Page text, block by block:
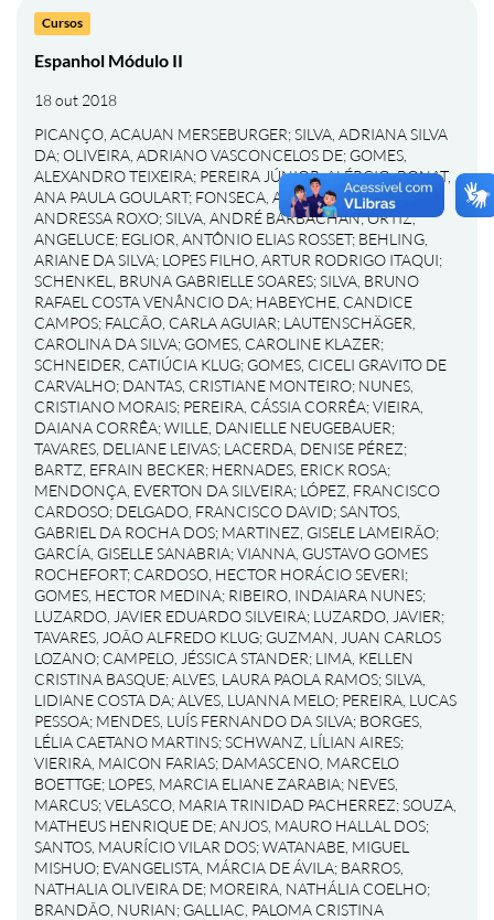
Cursos
Espanhol Módulo II
18 out 2018
PICANÇO, ACAUAN MERSEBURGER;SILVA, ADRIANA SILVA
DA;OLIVEIRA, ADRIANO VASCONCELOS DE; GOMES,
ALEXANDRO TEIXEIRA; PEREIRA JÚNIOR, ALÉRCIO;BONAT,
ANA PAULA GOULART; FONSECA, ANDREA UALT;PONS,
ANDRESSA ROXO;SILVA, ANDRÉ BARBACHAN;ORTIZ,
ANGELUCE; EGLIOR, ANTÔNIO ELIAS ROSSET; BEHLING,
ARIANE DA SILVA; LOPES FILHO, ARTUR RODRIGO ITAQUI;
SCHENKEL, BRUNA GABRIELLE SOARES;SILVA, BRUNO
RAFAEL COSTA VENÂNCIO DA; HABEYCHE, CANDICE
CAMPOS; FALCÃO, CARLA AGUIAR; LAUTENSCHÄGER,
CAROLINA DA SILVA; GOMES, CAROLINE KLAZER;
SCHNEIDER, CATIÚCIA KLUG; GOMES, CICELI GRAVITO DE
CARVALHO; DANTAS, CRISTIANE MONTEIRO; NUNES,
CRISTIANO MORAIS; PEREIRA, CÁSSIA CORRÊA;VIEIRA,
DAIANA CORRÊA;WILLE, DANIELLE NEUGEBAUER;
TAVARES, DELIANE LEIVAS; LACERDA, DENISE PÉREZ;
BARTZ, EFRAIN BECKER; HERNADES, ERICK ROSA;
MENDONÇA, EVERTON DA SILVEIRA; LÓPEZ, FRANCISCO
CARDOSO; DELGADO, FRANCISCO DAVID;SANTOS,
GABRIEL DA ROCHA DOS; MARTINEZ, GISELE LAMEIRÃO;
GARCÍA, GISELLE SANABRIA;VIANNA, GUSTAVO GOMES
ROCHEFORT; CARDOSO, HECTOR HORÁCIO SEVERI;
GOMES, HECTOR MEDINA; RIBEIRO, INDAIARA NUNES;
LUZARDO, JAVIER EDUARDO SILVEIRA; LUZARDO, JAVIER;
TAVARES, JOÃO ALFREDO KLUG; GUZMAN, JUAN CARLOS
LOZANO; CAMPELO, JÉSSICA STANDER; LIMA, KELLEN
CRISTINA BASQUE;ALVES, LAURA PAOLA RAMOS;SILVA,
LIDIANE COSTA DA;ALVES, LUANNA MELO; PEREIRA, LUCAS
PESSOA; MENDES, LUÍS FERNANDO DA SILVA; BORGES,
LÉLIA CAETANO MARTINS;SCHWANZ, LÍLIAN AIRES;
VIERIRA, MAICON FARIAS; DAMASCENO, MARCELO
BOETTGE; LOPES, MARCIA ELIANE ZARABIA; NEVES,
MARCUS;VELASCO, MARIA TRINIDAD PACHERREZ;SOUZA,
MATHEUS HENRIQUE DE;ANJOS, MAURO HALLAL DOS;
SANTOS, MAURÍCIO VILAR DOS;WATANABE, MIGUEL
MISHUO; EVANGELISTA, MÁRCIA DE ÁVILA; BARROS,
NATHALIA OLIVEIRA DE; MOREIRA, NATHÁLIA COELHO;
BRANDÃO, NURIAN; GALLIAC, PALOMA CRISTINA